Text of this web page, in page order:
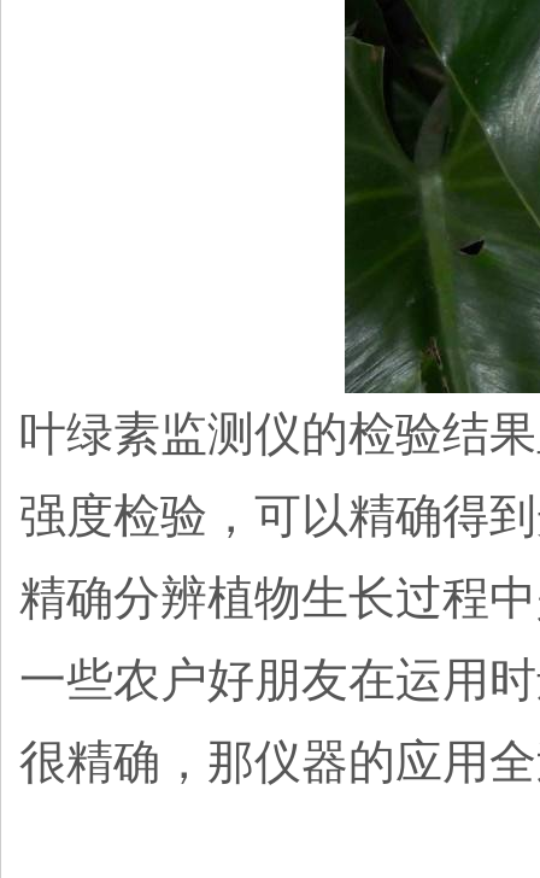
叶绿素监测仪的检验结
强度检验，可以精确得
精确分辨植物生长过程
一些农户好朋友在运用
很精确，那仪器的应用